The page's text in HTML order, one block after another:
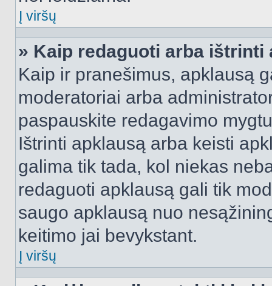
Į viršų
» Kaip redaguoti arba ištrinti
Kaip ir pranešimus, apklausą
moderatoriai arba
paspauskite redagavimo
Ištrinti apklausą arba keisti
galima tik tada, kol niekas
redaguoti apklausą gali tik
saugo apklausą nuo
keitimo jai bevykstant.
Į viršų